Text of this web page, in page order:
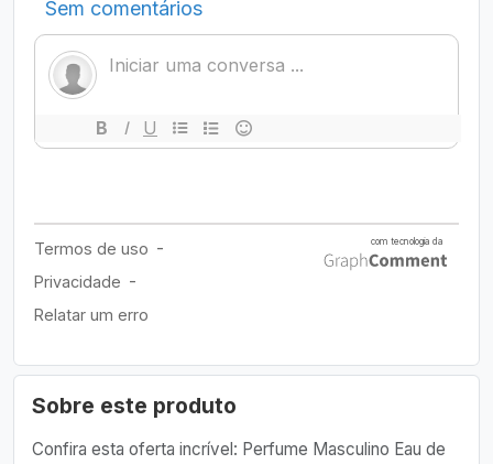
Sobre este produto
Confira esta oferta incrível: Perfume Masculino Eau de